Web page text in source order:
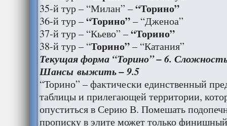
35-й тур – “Милан” –“Торино”
36-й тур –“Торино”– “Дженоа”
37-й тур – “Кьево” –“Торино”
38-й тур – “Торино”– “Катания”
Текущая форма “Торино” – 6.
Шансы выжить – 9.5
“Торино” – фактически единственный
таблицы и прилегающей территории,
опуститься в Серию В. Помешать
прописку в элите может только